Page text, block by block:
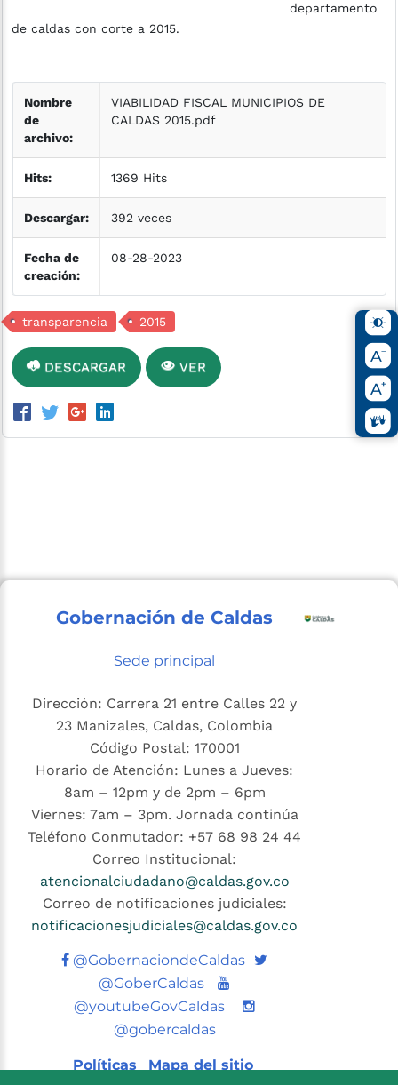
departamento
de caldas con corte a 2015.
Nombre
de
archivo:
VIABILIDAD FISCAL MUNICIPIOS DE
CALDAS 2015.pdf
Hits: 1369 Hits
Descargar: 392 veces
Fecha de
creación:
08-28-2023
transparencia 2015
DESCARGAR VER
Gobernación de Caldas
Sede principal
Dirección: Carrera 21 entre Calles 22 y
23 Manizales, Caldas, Colombia
Código Postal: 170001
Horario de Atención: Lunes a Jueves:
8am – 12pm y de 2pm – 6pm
Viernes: 7am – 3pm. Jornada continúa
Teléfono Conmutador: +57 68 98 24 44
Correo Institucional:
atencionalciudadano@caldas.gov.co
Correo de notificaciones judiciales:
notificacionesjudiciales@caldas.gov.co
@GobernaciondeCaldas Twitter
@GoberCaldas
Youtube
@youtubeGovCaldas
@gobercaldas
Políticas Mapa del sitio